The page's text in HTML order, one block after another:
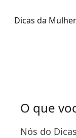
Dicas da Mulher
O que
Nós do